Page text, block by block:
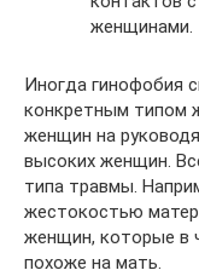
женщинами.
Иногда гинофобия
конкретным типом
женщин на
высоких женщин.
типа травмы.
жестокостью
женщин, которые в
похоже на мать.